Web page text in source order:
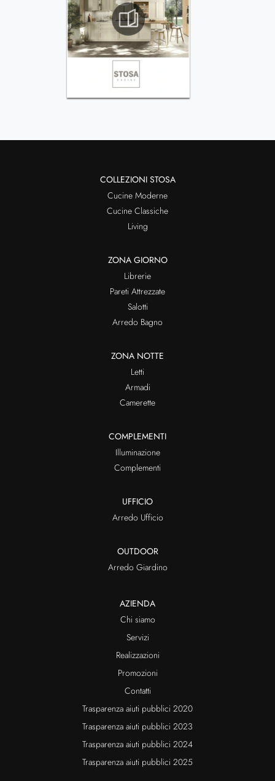
COLLEZIONI STOSA
Cucine Moderne
Cucine Classiche
Living
ZONA GIORNO
Librerie
Pareti Attrezzate
Salotti
Arredo Bagno
ZONA NOTTE
Letti
Armadi
Camerette
COMPLEMENTI
Illuminazione
Complementi
UFFICIO
Arredo Ufficio
OUTDOOR
Arredo Giardino
AZIENDA
Chi siamo
Servizi
Realizzazioni
Promozioni
Contatti
Trasparenza aiuti pubblici 2020
Trasparenza aiuti pubblici 2023
Trasparenza aiuti pubblici 2024
Trasparenza aiuti pubblici 2025